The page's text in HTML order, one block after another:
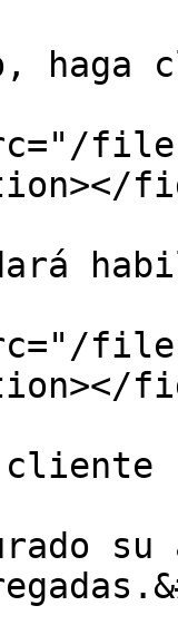
files/
files/
cliente